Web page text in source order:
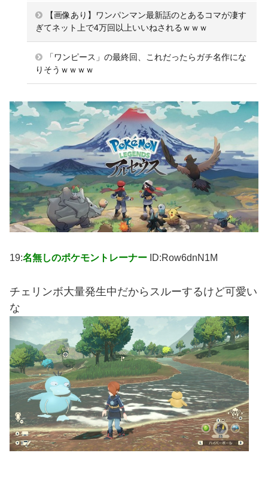
【画像あり】ワンパンマン最新話のとあるコマが凄す
ぎてネット上で4万回以上いいねされるｗｗｗ
「ワンピース」の最終回、これだったらガチ名作にな
りそうｗｗｗｗ
19:名無しのポケモントレーナー ID:Row6dnN1M
チェリンボ大量発生中だからスルーするけど可愛い
な